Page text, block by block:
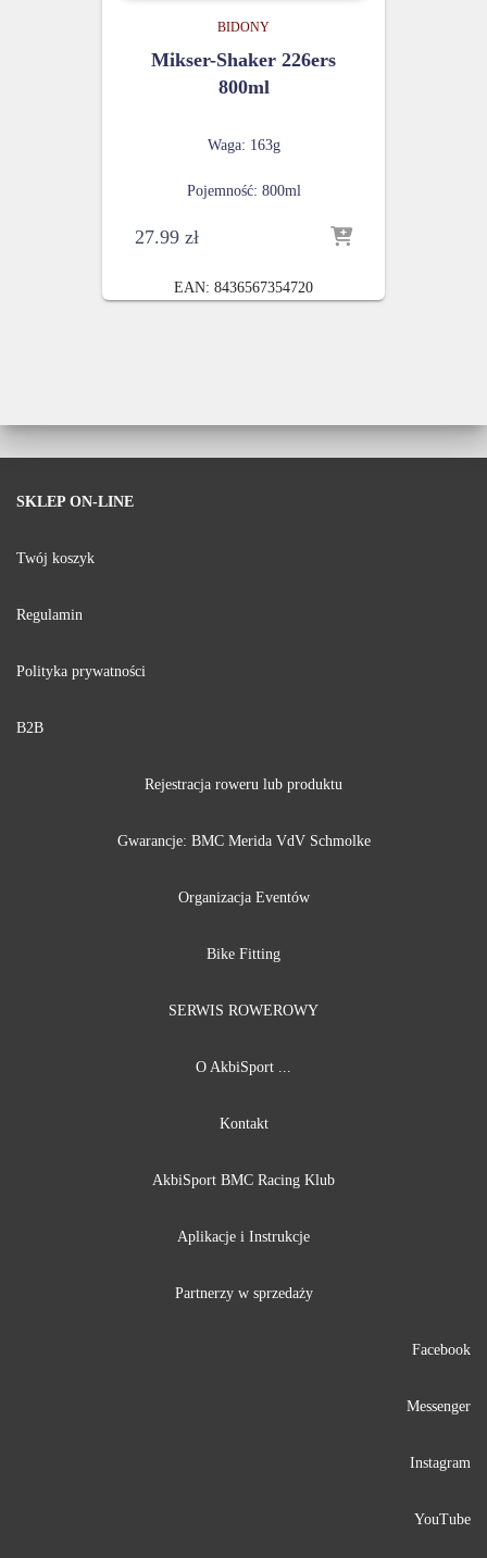
BIDONY
Mikser-Shaker 226ers
800ml
Waga: 163g
Pojemność: 800ml
27.99 zł
EAN: 8436567354720
SKLEP ON-LINE
Twój koszyk
Regulamin
Polityka prywatności
B2B
Rejestracja roweru lub produktu
Gwarancje: BMC Merida VdV Schmolke
Organizacja Eventów
Bike Fitting
SERWIS ROWEROWY
O AkbiSport ...
Kontakt
AkbiSport BMC Racing Klub
Aplikacje i Instrukcje
Partnerzy w sprzedaży
Facebook
Messenger
Instagram
YouTube